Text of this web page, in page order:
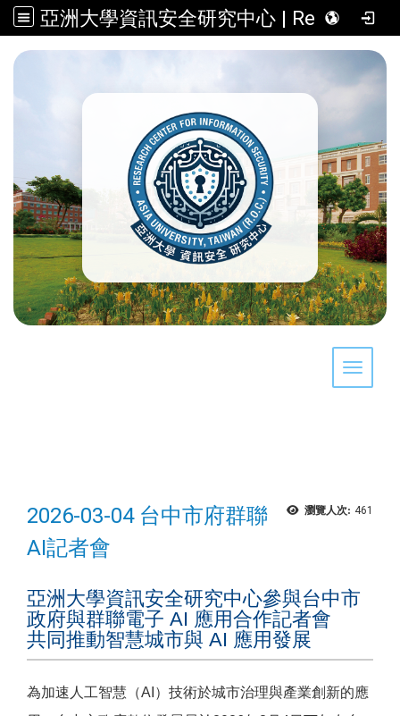
亞洲大學資訊安全研究中心 | Research Center for Information Security, Asia University, Taiwan (R.O.C.)
Toggle
瀏覽人次: 461
2026-03-04 台中市府群聯
AI記者會
亞洲大學資訊安全研究中心參與台中市
政府與群聯電子 AI 應用合作記者會
共同推動智慧城市與 AI 應用發展
為加速人工智慧（AI）技術於城市治理與產業創新的應